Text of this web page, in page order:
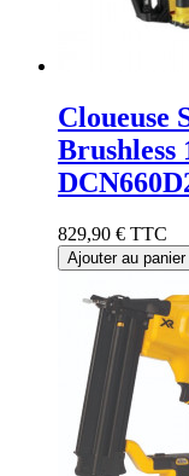
Cloueuse
Brushless
829,90 € TTC
Ajouter au panier